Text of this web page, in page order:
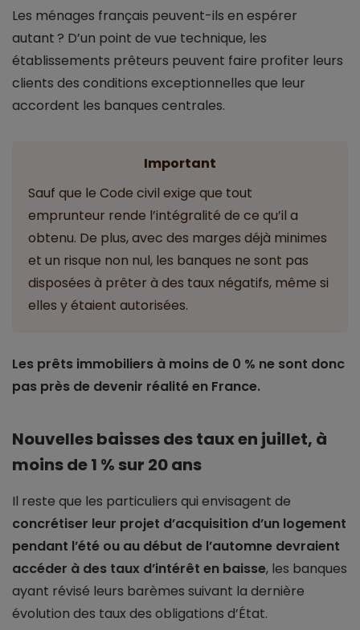
Les ménages français peuvent-ils en espérer
autant ? D’un point de vue technique, les
établissements prêteurs peuvent faire profiter leurs
clients des conditions exceptionnelles que leur
accordent les banques centrales.
Important
Sauf que le Code civil exige que tout
emprunteur rende l’intégralité de ce qu’il a
obtenu. De plus, avec des marges déjà minimes
et un risque non nul, les banques ne sont pas
disposées à prêter à des taux négatifs, même si
elles y étaient autorisées.
Les prêts immobiliers à moins de 0 % ne sont donc
pas près de devenir réalité en France.
Nouvelles baisses des taux en juillet, à
moins de 1 % sur 20 ans
Il reste que les particuliers qui envisagent de
concrétiser leur projet d’acquisition d’un logement
pendant l’été ou au début de l’automne devraient
accéder à des taux d’intérêt en baisse, les banques
ayant révisé leurs barèmes suivant la dernière
évolution des taux des obligations d’État.